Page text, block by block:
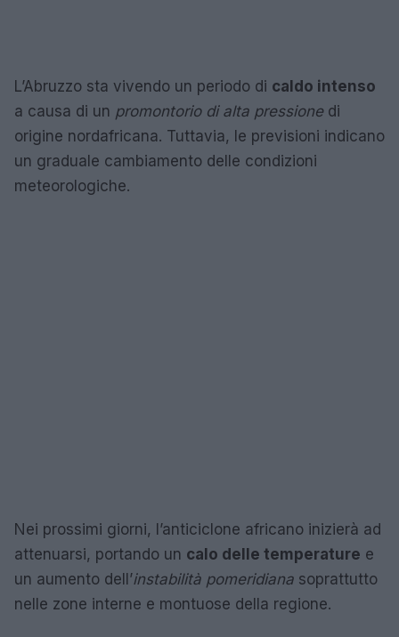
L’Abruzzo sta vivendo un periodo di caldo intenso
a causa di un promontorio di alta pressionedi
origine nordafricana. Tuttavia, le previsioni indicano
un graduale cambiamento delle condizioni
meteorologiche.
Nei prossimi giorni, l’anticiclone africano inizierà ad
attenuarsi, portando un calo delle temperature e
un aumento dell’instabilità pomeridiana soprattutto
nelle zone interne e montuose della regione.